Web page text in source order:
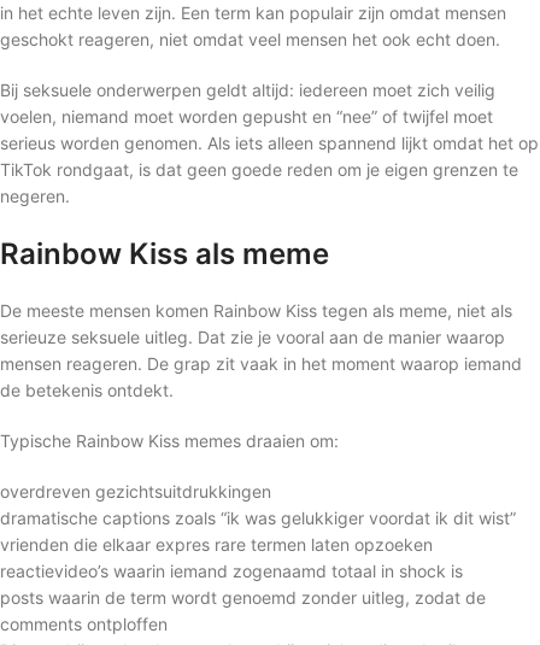
in het echte leven zijn. Een term kan populair zijn omdat mensen
geschokt reageren, niet omdat veel mensen het ook echt doen.
Bij seksuele onderwerpen geldt altijd: iedereen moet zich veilig
voelen, niemand moet worden gepusht en “nee” of twijfel moet
serieus worden genomen. Als iets alleen spannend lijkt omdat het op
TikTok rondgaat, is dat geen goede reden om je eigen grenzen te
negeren.
Rainbow Kiss als meme
De meeste mensen komen Rainbow Kiss tegen als meme, niet als
serieuze seksuele uitleg. Dat zie je vooral aan de manier waarop
mensen reageren. De grap zit vaak in het moment waarop iemand
de betekenis ontdekt.
Typische Rainbow Kiss memes draaien om:
overdreven gezichtsuitdrukkingen
dramatische captions zoals “ik was gelukkiger voordat ik dit wist”
vrienden die elkaar expres rare termen laten opzoeken
reactievideo’s waarin iemand zogenaamd totaal in shock is
posts waarin de term wordt genoemd zonder uitleg, zodat de
comments ontploffen